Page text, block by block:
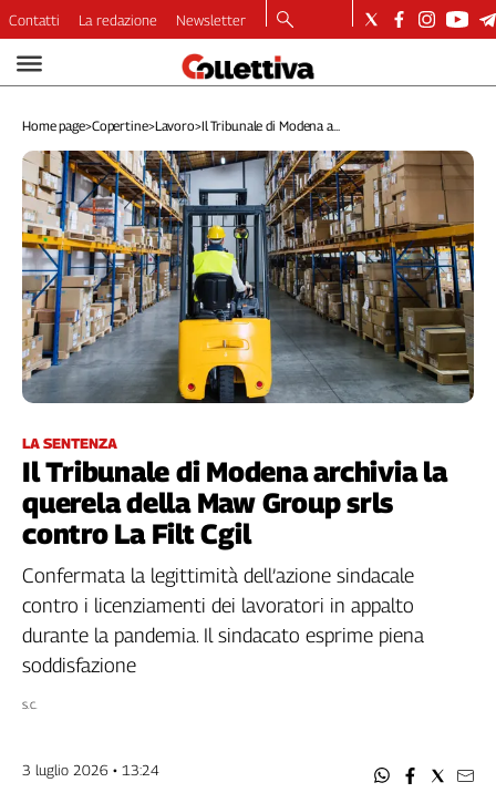
Video
Dirette
Longform
Copertine
Economia
Lavoro
Ambiente
Diritti
Welfare
Italia
Internazionale
Categorie
Filcams
Filctem
Fillea
Fiom
Flc
Nidil
Contatti La redazione Newsletter
Home page>Copertine>Lavoro>Il Tribunale di Modena a...
LA SENTENZA
Il Tribunale di Modena archivia la
querela della Maw Group srls
contro La Filt Cgil
Confermata la legittimità dell’azione sindacale
contro i licenziamenti dei lavoratori in appalto
durante la pandemia. Il sindacato esprime piena
soddisfazione
S.C.
3 luglio 2026 • 13:24